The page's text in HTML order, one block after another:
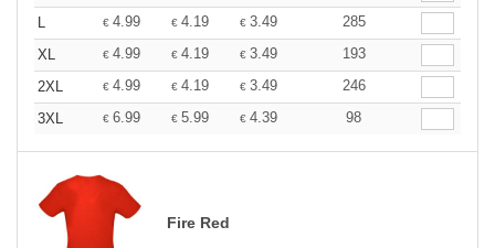
L
€ 4.99 € 4.19 € 3.49
285
XL
€ 4.99 € 4.19 € 3.49
193
2XL
€ 4.99 € 4.19 € 3.49
246
3XL
€ 6.99 € 5.99 € 4.39 98
Fire Red